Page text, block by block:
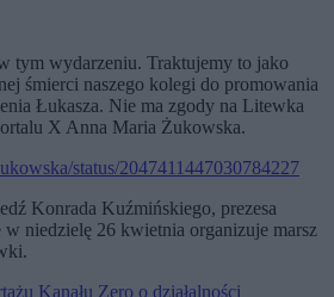
tym wydarzeniu. Traktujemy to jako
śmierci naszego kolegi do promowania
Łukasza. Nie ma zgody na Litewka
X Anna Maria Żukowska.
status/2047411447030784227
Konrada Kuźmińskiego, prezesa
w niedzielę 26 kwietnia organizuje marsz
Kanału Zero o działalności